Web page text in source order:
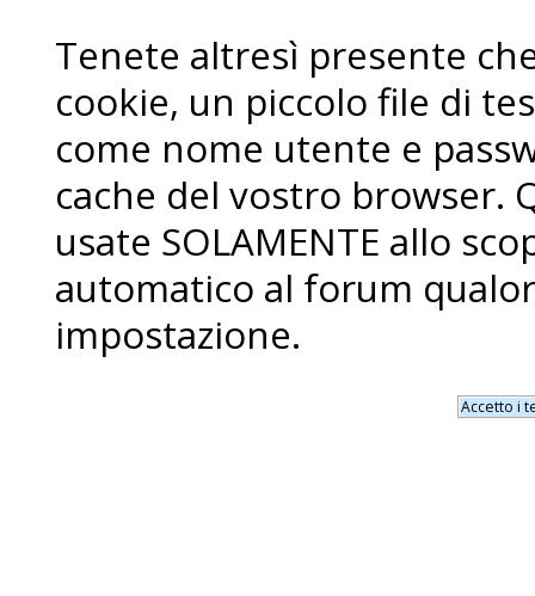
Tenete altresì presente
cookie, un piccolo file di
come nome utente e
cache del vostro browser.
usate SOLAMENTE allo
automatico al forum
impostazione.